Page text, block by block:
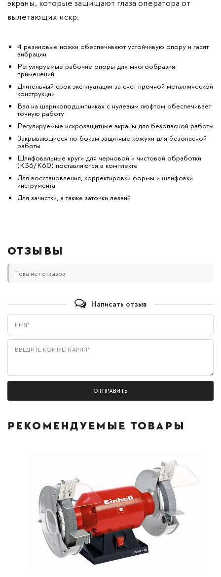
вылетающих искр.
4 резиновые ножки обеспечивают устойчивую опору и гасят
вибрации
Регулируемые рабочие опоры для многообразия
применений
Длительный срок эксплуатации за счет прочной металлической
конструкции
Вал на шарикоподшипниках с нулевым люфтом обеспечивает
точную работу
Регулируемые искрозащитные экраны для безопасной работы
Закрывающиеся по бокам защитные кожухи для безопасной
работы
Шлифовальные круги для черновой и чистовой обработки
(K36/K60) поставляются в комплекте
Для восстановления, корректировки формы и шлифовки
инструмента
Для зачистки, а также заточки лезвий
ОТЗЫВЫ
Пока нет отзывов
Написать отзыв
Имя*
Введите комментарий*
РЕКОМЕНДУЕМЫЕ ТОВАРЫ